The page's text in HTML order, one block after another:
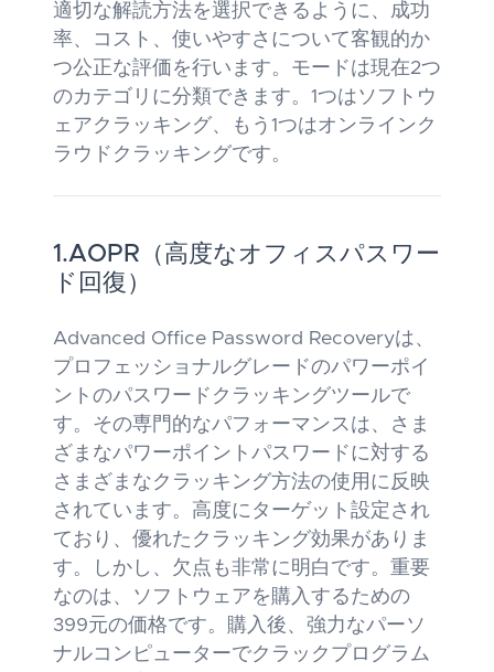
適切な解読方法を選択できるように、成功
率、コスト、使いやすさについて客観的か
つ公正な評価を行います。モードは現在2つ
のカテゴリに分類できます。1つはソフトウ
ェアクラッキング、もう1つはオンラインク
ラウドクラッキングです。
1.AOPR（高度なオフィスパスワー
ド回復）
Advanced Office Password Recoveryは、
プロフェッショナルグレードのパワーポイ
ントのパスワードクラッキングツールで
す。その専門的なパフォーマンスは、さま
ざまなパワーポイントパスワードに対する
さまざまなクラッキング方法の使用に反映
されています。高度にターゲット設定され
ており、優れたクラッキング効果がありま
す。しかし、欠点も非常に明白です。重要
なのは、ソフトウェアを購入するための
399元の価格です。購入後、強力なパーソ
ナルコンピューターでクラックプログラム